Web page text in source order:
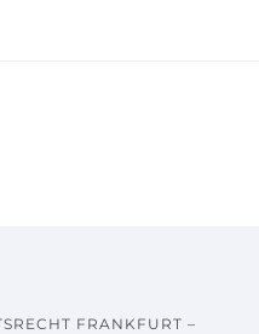
FRANKFURT –